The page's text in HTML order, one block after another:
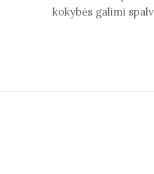
kokybės galimi